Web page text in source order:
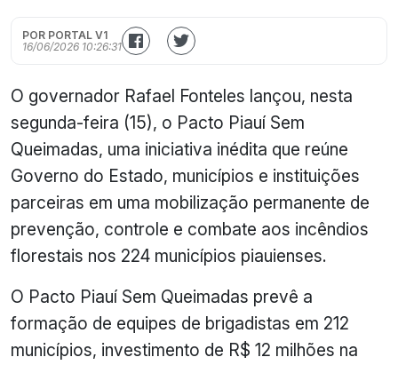
POR PORTAL V1
16/06/2026 10:26:31
O governador Rafael Fonteles lançou, nesta
segunda-feira (15), o Pacto Piauí Sem
Queimadas, uma iniciativa inédita que reúne
Governo do Estado, municípios e instituições
parceiras em uma mobilização permanente de
prevenção, controle e combate aos incêndios
florestais nos 224 municípios piauienses.
O Pacto Piauí Sem Queimadas prevê a
formação de equipes de brigadistas em 212
municípios, investimento de R$ 12 milhões na